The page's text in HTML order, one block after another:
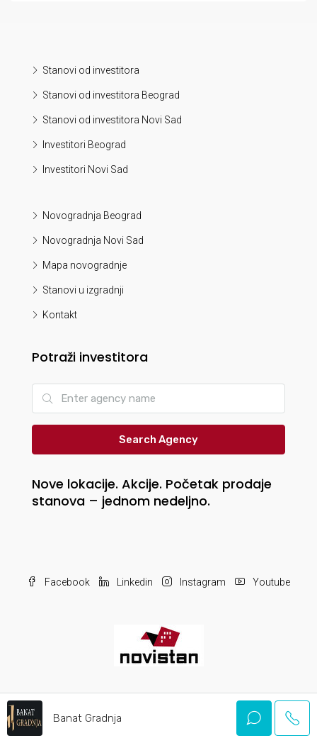
Stanovi od investitora
Stanovi od investitora Beograd
Stanovi od investitora Novi Sad
Investitori Beograd
Investitori Novi Sad
Novogradnja Beograd
Novogradnja Novi Sad
Mapa novogradnje
Stanovi u izgradnji
Kontakt
Potraži investitora
Search Agency
Nove lokacije. Akcije. Početak prodaje
stanova – jednom nedeljno.
Facebook Linkedin Instagram Youtube
© 2017-2021 Novistan Realty doo
Banat Gradnja